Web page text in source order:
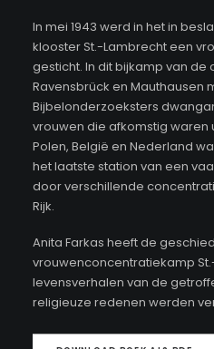
In mei 1943 werd in het in
klooster St.-Lambrecht een
gesticht. In dit bijkamp van
Ravensbrück en Mauthausen
Bijbelonderzoeksters
vrouwen die afkomstig waren
Polen, België en Nederland
het laatste station van een
door verschillende
Rijk.
Anita Farkas heeft de
vrouwenconcentratiekamp
levensverhalen van de
religieuze redenen werden